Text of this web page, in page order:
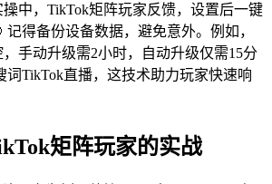
中，TikTok矩阵玩家反馈，设置后一键
得备份设备数据，避免意外。例如，
手动升级需2小时，自动升级仅需15分
词TikTok直播，这技术助力玩家快速响
矩阵玩家的实战